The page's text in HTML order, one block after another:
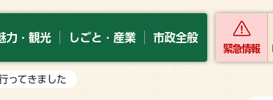
力・観光 しごと・産業 市政全般
緊急情報
ってきました